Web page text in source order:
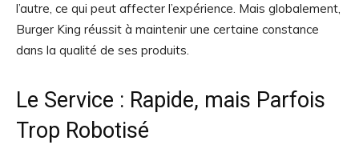
l’autre, ce qui peut affecter l’expérience. Mais globalement,
Burger King réussit à maintenir une certaine constance
dans la qualité de ses produits.
Le Service : Rapide, mais Parfois
Trop Robotisé